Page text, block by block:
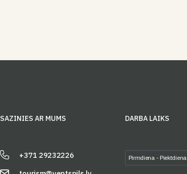
SAZINIES AR MUMS DARBA LAIKS
+371 29232226
Pirmdiena - Piektdiena